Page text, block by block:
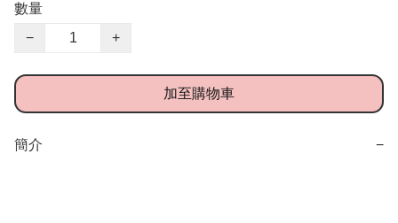
數量
−
+
加至購物車
簡介 −